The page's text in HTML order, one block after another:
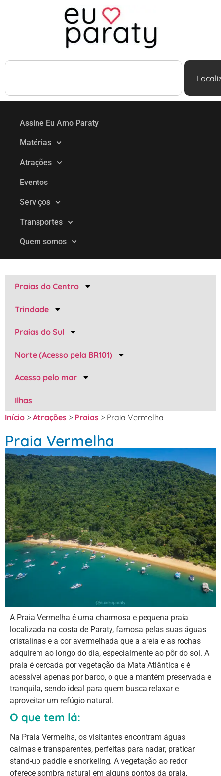
Assine Eu Amo Paraty
Matérias
Atrações
Eventos
Serviços
Transportes
Quem somos
Praias do Centro
Trindade
Praias do Sul
Norte (Acesso pela BR101)
Acesso pelo mar
Ilhas
Início > Atrações > Praias > Praia Vermelha
Praia Vermelha
A Praia Vermelha é uma charmosa e pequena praia
localizada na costa de Paraty, famosa pelas suas águas
cristalinas e a cor avermelhada que a areia e as rochas
adquirem ao longo do dia, especialmente ao pôr do sol. A
praia é cercada por vegetação da Mata Atlântica e é
acessível apenas por barco, o que a mantém preservada e
tranquila, sendo ideal para quem busca relaxar e
aproveitar um refúgio natural.
O que tem lá:
Na Praia Vermelha, os visitantes encontram águas
calmas e transparentes, perfeitas para nadar, praticar
stand-up paddle e snorkeling. A vegetação ao redor
oferece sombra natural em alguns pontos da praia,